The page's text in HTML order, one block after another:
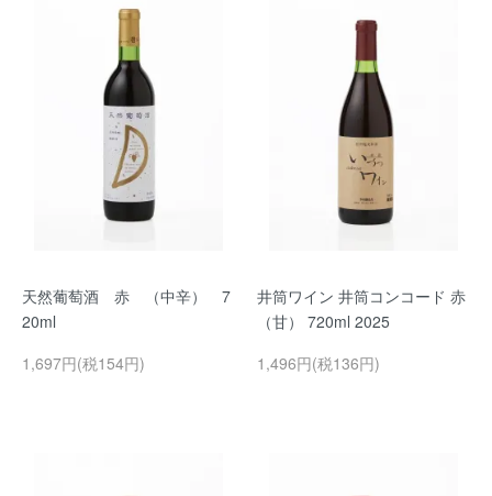
天然葡萄酒 赤 （中辛） 7
20ml
1,697円(税154円)
井筒ワイン 井筒コンコード 赤
（甘） 720ml 2025
1,496円(税136円)